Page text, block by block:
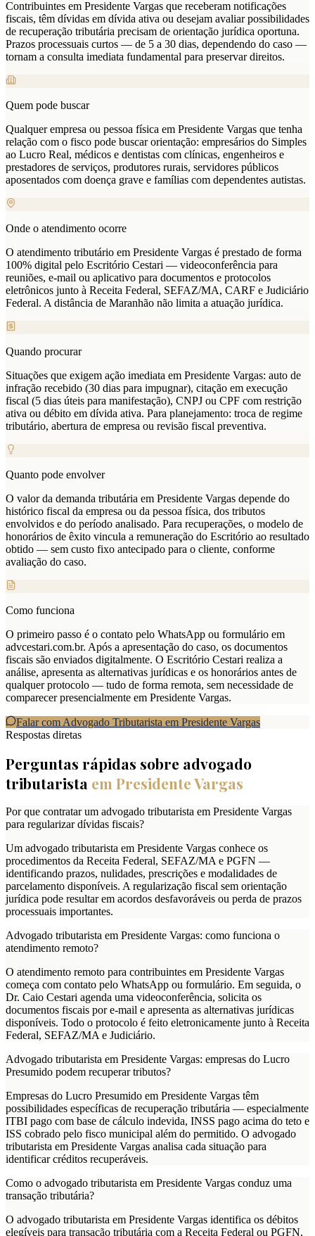
Contribuintes em Presidente Vargas que receberam notificações
fiscais, têm dívidas em dívida ativa ou desejam avaliar possibilidades
de recuperação tributária precisam de orientação jurídica oportuna.
Prazos processuais curtos — de 5 a 30 dias, dependendo do caso —
tornam a consulta imediata fundamental para preservar direitos.
Quem pode buscar
Qualquer empresa ou pessoa física em Presidente Vargas que tenha
relação com o fisco pode buscar orientação: empresários do Simples
ao Lucro Real, médicos e dentistas com clínicas, engenheiros e
prestadores de serviços, produtores rurais, servidores públicos
aposentados com doença grave e famílias com dependentes autistas.
Onde o atendimento ocorre
O atendimento tributário em Presidente Vargas é prestado de forma
100% digital pelo Escritório Cestari — videoconferência para
reuniões, e-mail ou aplicativo para documentos e protocolos
eletrônicos junto à Receita Federal, SEFAZ/MA, CARF e Judiciário
Federal. A distância de Maranhão não limita a atuação jurídica.
Quando procurar
Situações que exigem ação imediata em Presidente Vargas: auto de
infração recebido (30 dias para impugnar), citação em execução
fiscal (5 dias úteis para manifestação), CNPJ ou CPF com restrição
ativa ou débito em dívida ativa. Para planejamento: troca de regime
tributário, abertura de empresa ou revisão fiscal preventiva.
Quanto pode envolver
O valor da demanda tributária em Presidente Vargas depende do
histórico fiscal da empresa ou da pessoa física, dos tributos
envolvidos e do período analisado. Para recuperações, o modelo de
honorários de êxito vincula a remuneração do Escritório ao resultado
obtido — sem custo fixo antecipado para o cliente, conforme
avaliação do caso.
Como funciona
O primeiro passo é o contato pelo WhatsApp ou formulário em
advcestari.com.br. Após a apresentação do caso, os documentos
fiscais são enviados digitalmente. O Escritório Cestari realiza a
análise, apresenta as alternativas jurídicas e os honorários antes de
qualquer protocolo — tudo de forma remota, sem necessidade de
comparecer presencialmente em Presidente Vargas.
Falar com Advogado Tributarista em Presidente Vargas
Respostas diretas
Perguntas rápidas sobre advogado
tributarista em Presidente Vargas
Por que contratar um advogado tributarista em Presidente Vargas
para regularizar dívidas fiscais?
Um advogado tributarista em Presidente Vargas conhece os
procedimentos da Receita Federal, SEFAZ/MA e PGFN —
identificando prazos, nulidades, prescrições e modalidades de
parcelamento disponíveis. A regularização fiscal sem orientação
jurídica pode resultar em acordos desfavoráveis ou perda de prazos
processuais importantes.
Advogado tributarista em Presidente Vargas: como funciona o
atendimento remoto?
O atendimento remoto para contribuintes em Presidente Vargas
começa com contato pelo WhatsApp ou formulário. Em seguida, o
Dr. Caio Cestari agenda uma videoconferência, solicita os
documentos fiscais por e-mail e apresenta as alternativas jurídicas
disponíveis. Todo o protocolo é feito eletronicamente junto à Receita
Federal, SEFAZ/MA e Judiciário.
Advogado tributarista em Presidente Vargas: empresas do Lucro
Presumido podem recuperar tributos?
Empresas do Lucro Presumido em Presidente Vargas têm
possibilidades específicas de recuperação tributária — especialmente
ITBI pago com base de cálculo indevida, INSS pago acima do teto e
ISS cobrado pelo fisco municipal além do permitido. O advogado
tributarista em Presidente Vargas analisa cada situação para
identificar créditos recuperáveis.
Como o advogado tributarista em Presidente Vargas conduz uma
transação tributária?
O advogado tributarista em Presidente Vargas identifica os débitos
elegíveis para transação tributária com a Receita Federal ou PGFN,